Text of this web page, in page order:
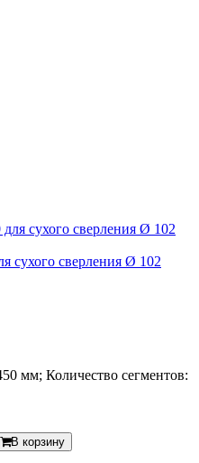
сухого сверления Ø 102
мм; Количество сегментов:
В корзину